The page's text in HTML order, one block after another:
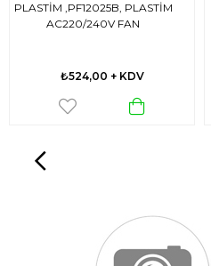
PLASTİM ,PF12025B, PLASTİM
AC220/240V FAN
₺524,00 + KDV